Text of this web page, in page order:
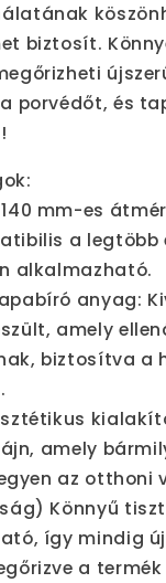
biztosít.
porvédőt, és
mm-es
a legtöbb
alkalmazható.
anyag:
amely
biztosítva a
amely
az otthoni
Könnyű
így mindig
a